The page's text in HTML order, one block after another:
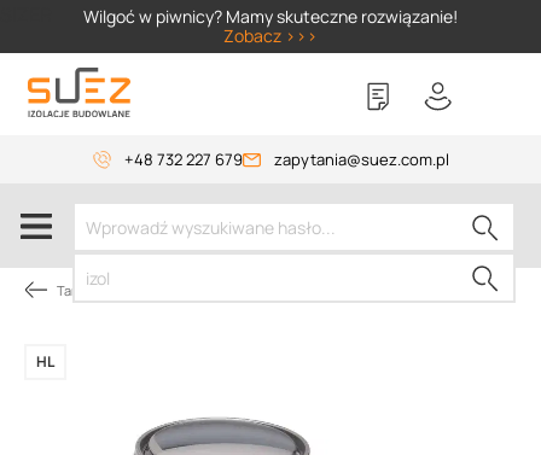
Wilgoć w piwnicy? Mamy skuteczne rozwiązanie!
Zobacz >>>
+48 732 227 679 zapytania@suez.com.pl
Tarasy i balkony
HL